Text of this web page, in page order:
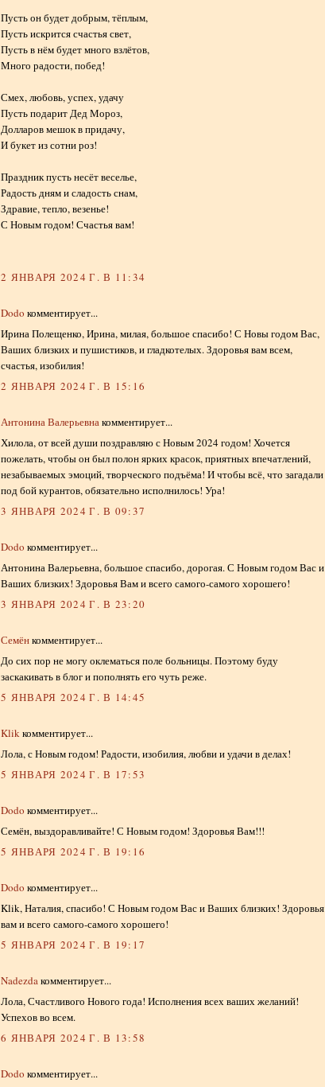
Пусть он будет добрым, тёплым,
Пусть искрится счастья свет,
Пусть в нём будет много взлётов,
Много радости, побед!
Смех, любовь, успех, удачу
Пусть подарит Дед Мороз,
Долларов мешок в придачу,
И букет из сотни роз!
Праздник пусть несёт веселье,
Радость дням и сладость снам,
Здравие, тепло, везенье!
С Новым годом! Счастья вам!
2 ЯНВАРЯ 2024 Г. В 11:34
Dodo комментирует...
Ирина Полещенко, Ирина, милая, большое спасибо! С Новы годом Вас,
Ваших близких и пушистиков, и гладкотелых. Здоровья вам всем,
счастья, изобилия!
2 ЯНВАРЯ 2024 Г. В 15:16
Антонина Валерьевнакомментирует...
Хилола, от всей души поздравляю с Новым 2024 годом! Хочется
пожелать, чтобы он был полон ярких красок, приятных впечатлений,
незабываемых эмоций, творческого подъёма! И чтобы всё, что загадали
под бой курантов, обязательно исполнилось! Ура!
3 ЯНВАРЯ 2024 Г. В 09:37
Dodo комментирует...
Антонина Валерьевна, большое спасибо, дорогая. С Новым годом Вас и
Ваших близких! Здоровья Вам и всего самого-самого хорошего!
3 ЯНВАРЯ 2024 Г. В 23:20
Семёнкомментирует...
До сих пор не могу оклематься поле больницы. Поэтому буду
заскакивать в блог и пополнять его чуть реже.
5 ЯНВАРЯ 2024 Г. В 14:45
Klikкомментирует...
Лола, с Новым годом! Радости, изобилия, любви и удачи в делах!
5 ЯНВАРЯ 2024 Г. В 17:53
Dodo комментирует...
Семён, выздоравливайте! С Новым годом! Здоровья Вам!!!
5 ЯНВАРЯ 2024 Г. В 19:16
Dodo комментирует...
Klik, Наталия, спасибо! С Новым годом Вас и Ваших близких! Здоровья
вам и всего самого-самого хорошего!
5 ЯНВАРЯ 2024 Г. В 19:17
Nadezdaкомментирует...
Лола, Счастливого Нового года! Исполнения всех ваших желаний!
Успехов во всем.
6 ЯНВАРЯ 2024 Г. В 13:58
Dodo комментирует...